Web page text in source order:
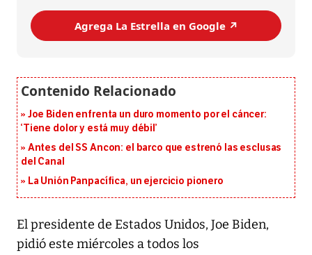
Agrega La Estrella en Google ↗️
Joe Biden enfrenta un duro momento por el cáncer:
‘Tiene dolor y está muy débil’
Antes del SS Ancon: el barco que estrenó las esclusas
del Canal
La Unión Panpacífica, un ejercicio pionero
El presidente de Estados Unidos, Joe Biden,
pidió este miércoles a todos los